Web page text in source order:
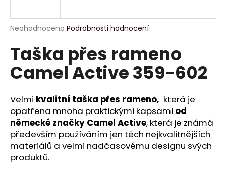
Průměrné
produktu
0,0
z
hvězdiček.
Neohodnoceno Podrobnosti hodnocení
Taška přes rameno
Camel Active 359-602
Velmi kvalitní taška přes rameno, která je
opatřena mnoha praktickými kapsami od
německé značky Camel Active, která je známá
především používáním jen těch nejkvalitnějších
materiálů a velmi nadčasovému designu svých
produktů.
j
t
?
HLEDAT
D